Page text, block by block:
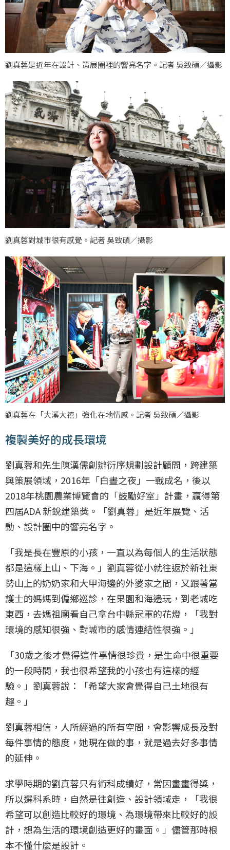
劉真蓉是近年在設計、策展圈裡的響亮名字。記者 吳致碩／攝影
劉真蓉對城市很有感覺。記者 吳致碩／攝影
劉真蓉在「大溪大禧」強化在地情感。記者 吳致碩／攝影
複製美好的成長環境
劉真蓉和先生陳漢儒創辦衍序規劃設計顧問，跨建築
與策展領域，2016年「白晝之夜」一戰成名，後以
2018年桃園農業博覽會的「鼓勵好室」計畫，贏得第
四屆ADA 新銳建築獎。「劉真蓉」是近年展覽、活
動、設計圈中的響亮名字。
「我是長在豐原的小孩，一直以為每個人的生活狀態
都是這樣上山、下海。」劉真蓉從小就往返於新社東
勢山上的奶奶家和大甲海邊的外婆家之間，又跟著當
護士的媽媽到偏鄉巡診，在果園和海邊玩，到老城吃
東西，去媽祖廟看自己拿台中縣冠軍的花燈，「我對
環境的感知很強、對城市的感情連結性很強。」
「30歲之後才覺得這件事情很珍貴，是生命中很重要
的一段時間，我也很希望我的小孩也有這樣的經
驗。」劉真蓉說：「希望大家會覺得自己土地很有
趣。」
劉真蓉相信，人所經過的所有空間，會影響成長及對
每件事情的態度，她現在做的事，就是過去好多事情
的延伸。
求學時期的劉真蓉只有術科成績好，常因畫畫得獎，
所以選科系時，自然是往創造、設計領域走，「我很
希望可以創造比較好的環境、為環境帶來比較好的設
計，想為生活的環境創造更好的畫面。」儘管那時根
本不懂什麼是設計。